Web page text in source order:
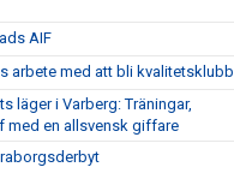
AIF
arbete med att bli kvalitetsklubb
läger i Varberg: Träningar,
med en allsvensk giffare